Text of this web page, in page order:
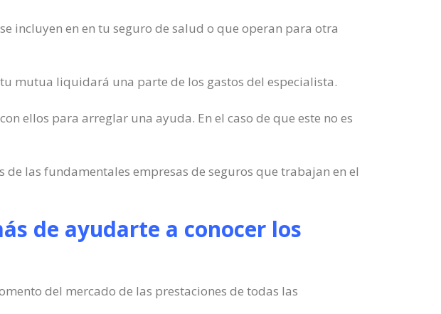
incluyen en en tu seguro de salud o que operan para otra
mutua liquidará una parte de los gastos del especialista.
ellos para arreglar una ayuda. En el caso de que este no es
las fundamentales empresas de seguros que trabajan en el
de ayudarte a conocer los
del mercado de las prestaciones de todas las